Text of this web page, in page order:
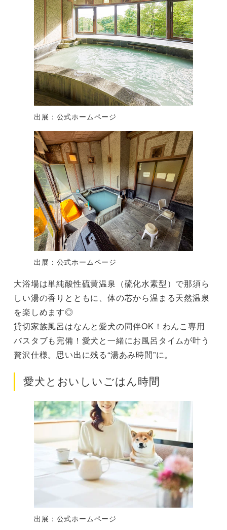
出展：公式ホームページ
出展：公式ホームページ
大浴場は単純酸性硫黄温泉（硫化水素型）で那須ら
しい湯の香りとともに、体の芯から温まる天然温泉
を楽しめます◎
貸切家族風呂はなんと愛犬の同伴OK！わんこ専用
バスタブも完備！愛犬と一緒にお風呂タイムが叶う
贅沢仕様。思い出に残る“湯あみ時間”に。
愛犬とおいしいごはん時間
出展：公式ホームページ